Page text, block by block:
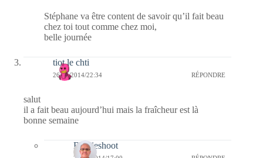
Stéphane va être content de savoir qu’il fait beau
chez toi tout comme chez moi,
belle journée
tiot le chti
26/10/2014/22:34 RÉPONDRE
salut
il a fait beau aujourd’hui mais la fraîcheur est là
bonne semaine
Bernieshoot